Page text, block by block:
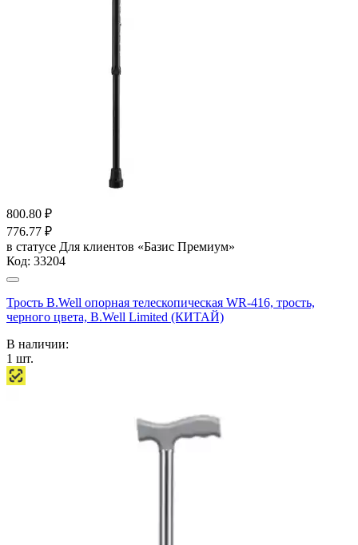
800.80 ₽
776.77 ₽
в статусе Для клиентов «Базис Премиум»
Код: 33204
Трость B.Well опорная телескопическая WR-416, трость,
черного цвета, B.Well Limited (КИТАЙ)
В наличии:
1 шт.